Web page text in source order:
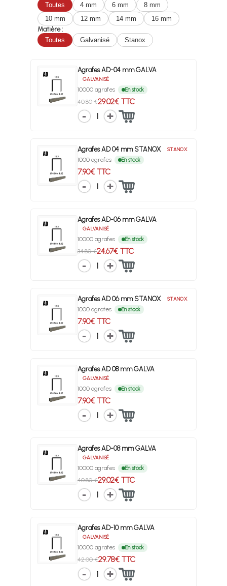
Toutes
4 mm 6 mm
8 mm
10 mm
12 mm 14 mm
16 mm
Matière :
Toutes
Galvanisé Stanox
Agrafes AD-04 mm GALVA
GALVANISÉ
10000 agrafes En stock
40.80 €29.02€ TTC
1
Agrafes AD 04 mm STANOX STANOX
1000 agrafes En stock
7.90€ TTC
1
Agrafes AD-06 mm GALVA
GALVANISÉ
10000 agrafes En stock
34.80 €24.67€ TTC
1
Agrafes AD 06 mm STANOX STANOX
1000 agrafes En stock
7.90€ TTC
1
Agrafes AD 08 mm GALVA
GALVANISÉ
1000 agrafes En stock
7.90€ TTC
1
Agrafes AD-08 mm GALVA
GALVANISÉ
10000 agrafes En stock
40.80 €29.02€ TTC
1
Agrafes AD-10 mm GALVA
GALVANISÉ
10000 agrafes En stock
42.00 €29.78€ TTC
1